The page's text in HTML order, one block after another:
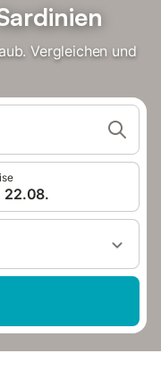
Vergleichen und
22.08.